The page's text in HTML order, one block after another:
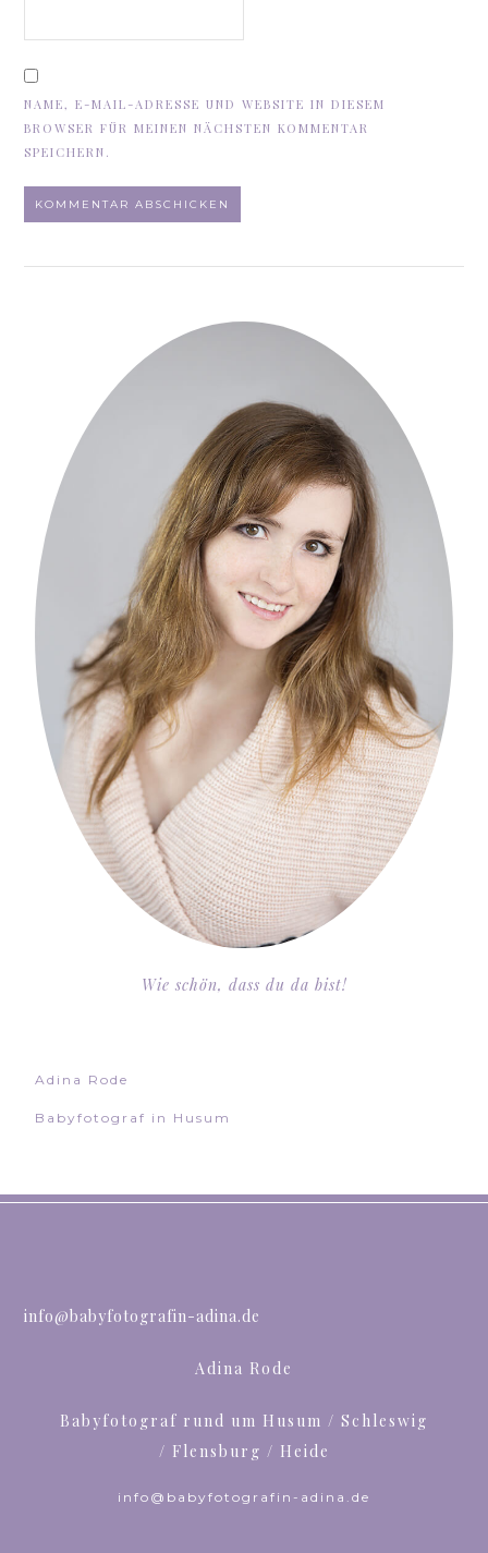
NAME, E-MAIL-ADRESSE UND WEBSITE IN DIESEM
BROWSER FÜR MEINEN NÄCHSTEN KOMMENTAR
SPEICHERN.
Wie schön, dass du da bist!
Adina Rode
Babyfotograf in Husum
info@babyfotografin-adina.de
Adina Rode
Babyfotograf rund um Husum / Schleswig
/ Flensburg / Heide
info@babyfotografin-adina.de